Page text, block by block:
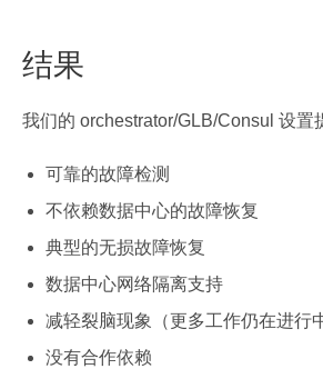
结果
我们的 orchestrator/GLB/Consul 设置
可靠的故障检测
不依赖数据中心的故障恢复
典型的无损故障恢复
数据中心网络隔离支持
减轻裂脑现象（更多工作仍在进行
没有合作依赖